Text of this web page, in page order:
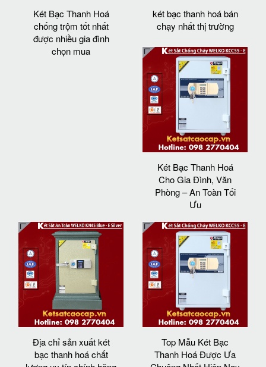
Két Bạc Thanh Hoá
chống trộm tốt nhất
được nhiều gia đình
chọn mua
két bạc thanh hoá bán
chạy nhất thị trường
Két Bạc Thanh Hoá
Cho Gia Đình, Văn
Phòng – An Toàn Tối
Ưu
Địa chỉ sản xuất két
bạc thanh hoá chất
Top Mẫu Két Bạc
Thanh Hoá Được Ưa